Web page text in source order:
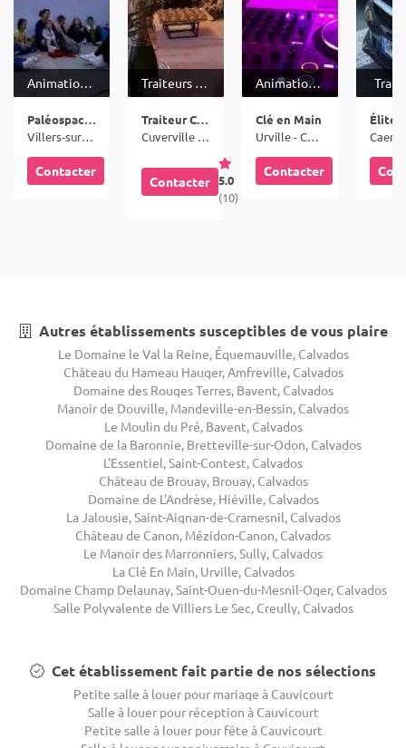
Animations & Spectacles
Paléospace Villers sur Mer
Villers-sur-Mer - Calvados (14)
Contacter
Traiteurs & Spiritueux
Traiteur Calvados
Cuverville - Calvados (14)
Contacter 5.0
(10)
Animation musicale
Clé en Main
Urville - Calvados (14)
Contacter
Élite
Autres établissements susceptibles de vous plaire
Le Domaine le Val la Reine, Équemauville, Calvados
Château du Hameau Hauger, Amfreville, Calvados
Domaine des Rouges Terres, Bavent, Calvados
Manoir de Douville, Mandeville-en-Bessin, Calvados
Le Moulin du Pré, Bavent, Calvados
Domaine de la Baronnie, Bretteville-sur-Odon, Calvados
L'Essentiel, Saint-Contest, Calvados
Château de Brouay, Brouay, Calvados
Domaine de L'Andrèse, Hiéville, Calvados
La Jalousie, Saint-Aignan-de-Cramesnil, Calvados
Château de Canon, Mézidon-Canon, Calvados
Le Manoir des Marronniers, Sully, Calvados
La Clé En Main, Urville, Calvados
Domaine Champ Delaunay, Saint-Ouen-du-Mesnil-Oger, Calvados
Salle Polyvalente de Villiers Le Sec, Creully, Calvados
Cet établissement fait partie de nos sélections
Petite salle à louer pour mariage à Cauvicourt
Salle à louer pour réception à Cauvicourt
Petite salle à louer pour fête à Cauvicourt